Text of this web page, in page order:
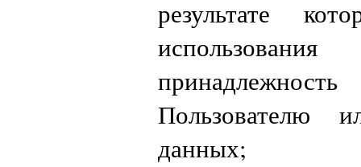
результате
Пользователю
данных;